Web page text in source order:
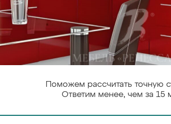
Поможем рассчитать точную
Ответим менее, чем за 15